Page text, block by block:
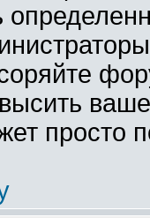
просто